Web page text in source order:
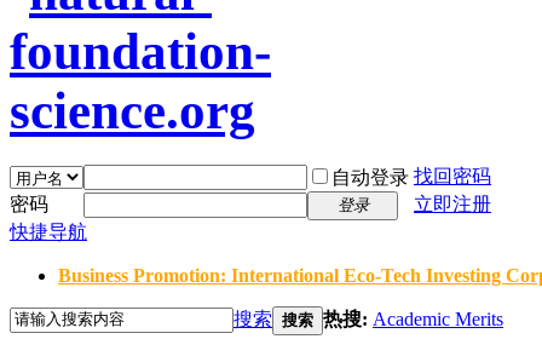
自动登录 找回密码
密码
登录
立即注册
快捷导航
Business Promotion: International Eco-Tech Investing
搜索 搜索 热搜: Academic Merits